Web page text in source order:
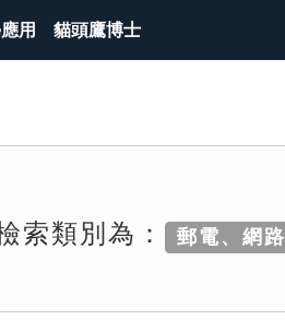
用 貓頭鷹博士
索類別為： 郵電、網路